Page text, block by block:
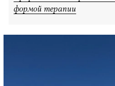
формой терапии